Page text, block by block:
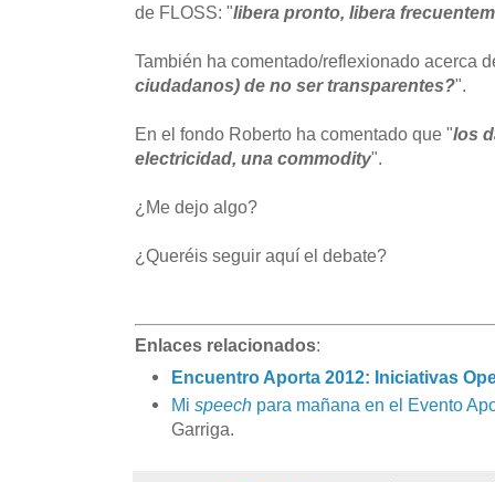
de FLOSS: "libera pronto, libera
También ha comentado/reflexionado acerca
ciudadanos) de no ser transparentes?".
En el fondo Roberto ha comentado que "los
electricidad, una commodity".
¿Me dejo algo?
¿Queréis seguir aquí el debate?
Enlaces relacionados:
Encuentro Aporta 2012: Iniciativas
Mi speech para mañana en el Evento
Garriga.